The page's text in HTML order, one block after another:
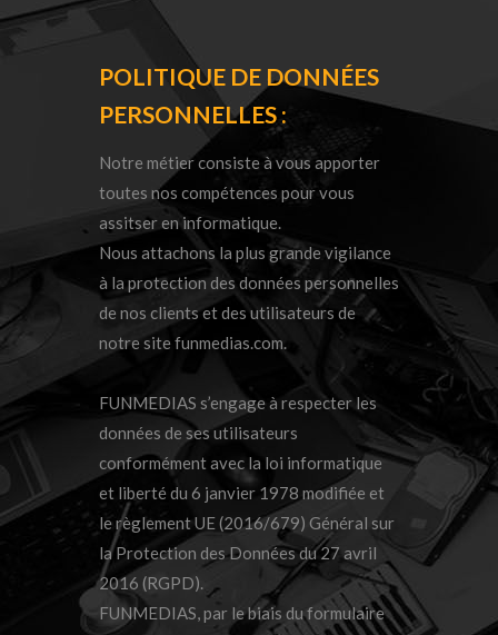
POLITIQUE DE DONNÉES
PERSONNELLES :
Notre métier consiste à vous apporter
toutes nos compétences pour vous
assitser en informatique.
Nous attachons la plus grande vigilance
à la protection des données personnelles
de nos clients et des utilisateurs de
notre site funmedias.com.
FUNMEDIAS s’engage à respecter les
données de ses utilisateurs
conformément avec la loi informatique
et liberté du 6 janvier 1978 modifiée et
le règlement UE (2016/679) Général sur
la Protection des Données du 27 avril
2016 (RGPD).
FUNMEDIAS, par le biais du formulaire